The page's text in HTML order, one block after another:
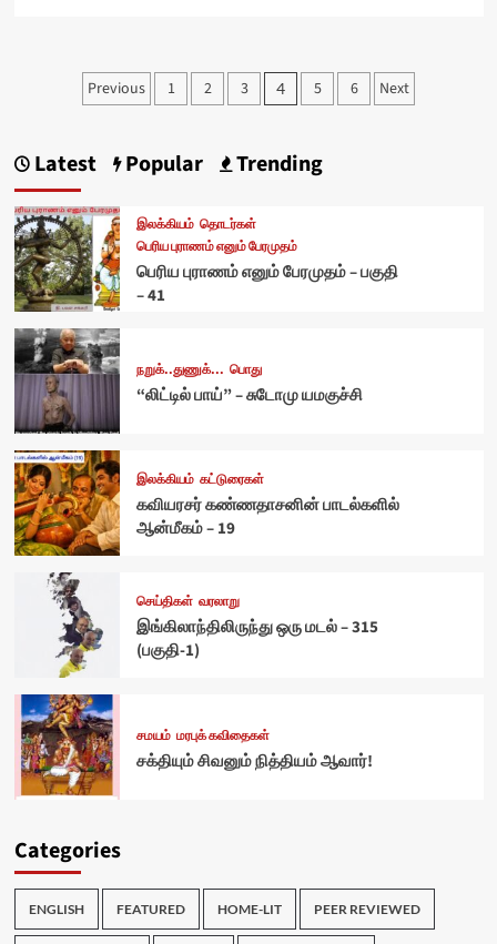
Posts
Previous 1 2 3 4 5 6 Next
Latest Popular Trending
இலக்கியம் தொடர்கள்
பெரிய புராணம் எனும் பேரமுதம்
பெரிய புராணம் எனும் பேரமுதம் – பகுதி
– 41
நறுக்..துணுக்... பொது
“லிட்டில் பாய்” – சுடோமு யமகுச்சி
இலக்கியம் கட்டுரைகள்
கவியரசர் கண்ணதாசனின் பாடல்களில்
ஆன்மீகம் – 19
செய்திகள் வரலாறு
இங்கிலாந்திலிருந்து ஒரு மடல் – 315
(பகுதி-1)
சமயம் மரபுக் கவிதைகள்
சக்தியும் சிவனும் நித்தியம் ஆவார்!
Categories
ENGLISH FEATURED HOME-LIT PEER REVIEWED